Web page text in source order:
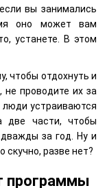
вы занимались
оно может вам
устанете. В этом
чтобы отдохнуть и
проводите их за
люди устраиваются
две части, чтобы
за год. Ну и
разве нет?
программы